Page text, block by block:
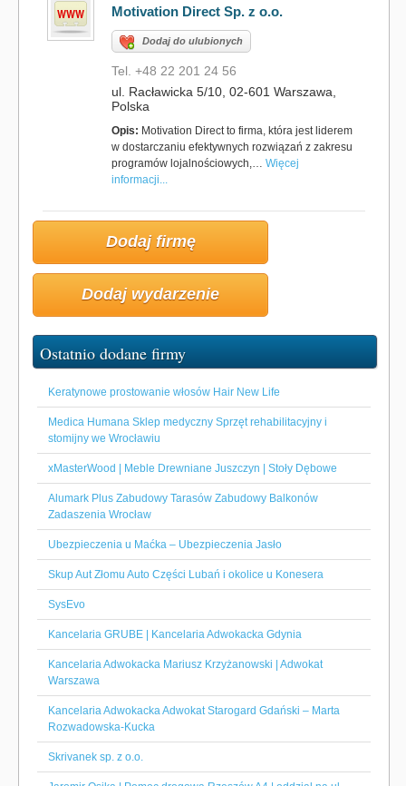
Motivation Direct Sp. z o.o.
Dodaj do ulubionych
Tel. +48 22 201 24 56
ul. Racławicka 5/10, 02-601 Warszawa,
Polska
Opis: Motivation Direct to firma, która jest liderem
w dostarczaniu efektywnych rozwiązań z zakresu
programów lojalnościowych,… Więcej
informacji...
Dodaj firmę
Dodaj wydarzenie
Ostatnio dodane firmy
Keratynowe prostowanie włosów Hair New Life
Medica Humana Sklep medyczny Sprzęt rehabilitacyjny i
stomijny we Wrocławiu
xMasterWood | Meble Drewniane Juszczyn | Stoły Dębowe
Alumark Plus Zabudowy Tarasów Zabudowy Balkonów
Zadaszenia Wrocław
Ubezpieczenia u Maćka – Ubezpieczenia Jasło
Skup Aut Złomu Auto Części Lubań i okolice u Konesera
SysEvo
Kancelaria GRUBE | Kancelaria Adwokacka Gdynia
Kancelaria Adwokacka Mariusz Krzyżanowski | Adwokat
Warszawa
Kancelaria Adwokacka Adwokat Starogard Gdański – Marta
Rozwadowska-Kucka
Skrivanek sp. z o.o.